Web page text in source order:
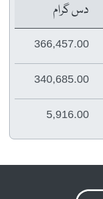
دس گرام
366,457.00
340,685.00
5,916.00